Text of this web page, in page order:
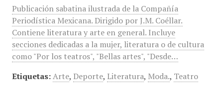
Publicación sabatina ilustrada de la Compañía
Periodística Mexicana. Dirigido por J.M. Coéllar.
Contiene literatura y arte en general. Incluye
secciones dedicadas a la mujer, literatura o de cultura
como "Por los teatros", "Bellas artes", "Desde…
Etiquetas: Arte, Deporte, Literatura, Moda., Teatro